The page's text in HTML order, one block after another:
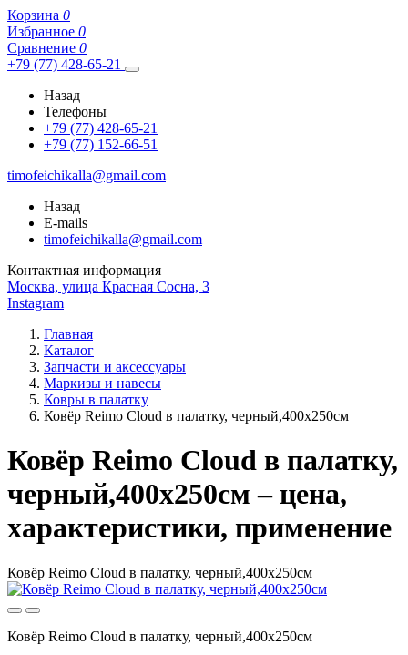
Корзина 0
Избранное 0
Сравнение 0
+79 (77) 428-65-21
Назад
Телефоны
+79 (77) 428-65-21
+79 (77) 152-66-51
timofeichikalla@gmail.com
Назад
E-mails
timofeichikalla@gmail.com
Контактная информация
Москва, улица Красная Сосна, 3
Instagram
Главная
Каталог
Запчасти и аксессуары
Маркизы и навесы
Ковры в палатку
Ковёр Reimo Cloud в палатку, черный,400x250см
Ковёр Reimo Cloud в палатку,
черный,400x250см – цена,
характеристики, применение
Ковёр Reimo Cloud в палатку, черный,400x250см
Ковёр Reimo Cloud в палатку, черный,400x250см